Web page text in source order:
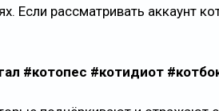
Если рассматривать аккаунт
#котопес #котидиот